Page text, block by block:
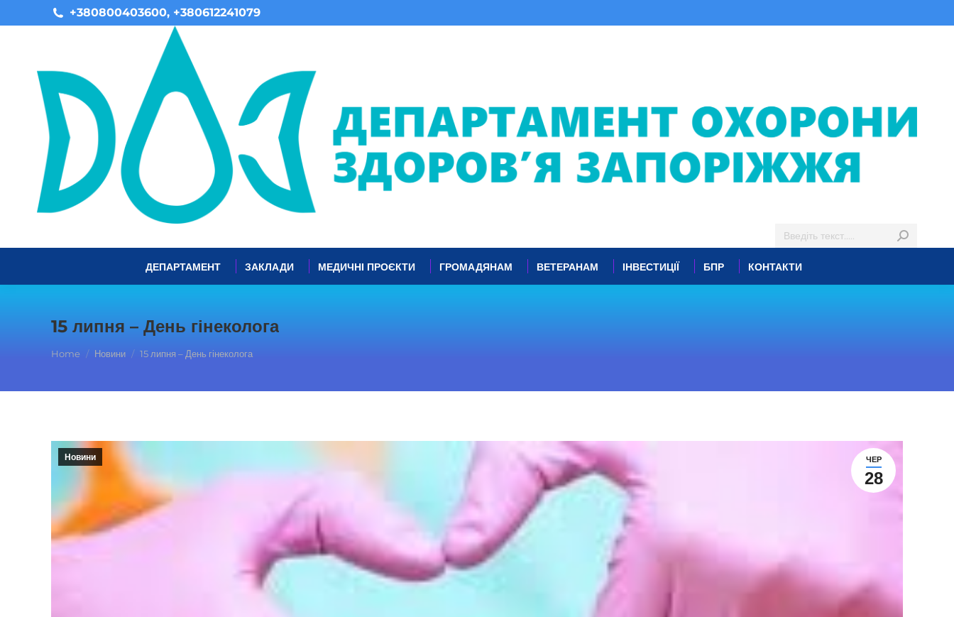
+380800403600, +380612241079
ДЕПАРТАМЕНТ ЗАКЛАДИ МЕДИЧНІ ПРОЄКТИ ГРОМАДЯНАМ ВЕТЕРАНАМ ІНВЕСТИЦІЇ БПР КОНТАКТИ
15 липня – День гінеколога
You are here:
Home Новини 15 липня – День гінеколога
ЧЕР
28
Новини